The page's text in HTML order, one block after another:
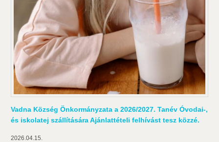
Vadna Község Önkormányzata a 2026/2027. Tanév Óvodai-,
és iskolatej szállítására Ajánlattételi felhívást tesz közzé.
2026.04.15.